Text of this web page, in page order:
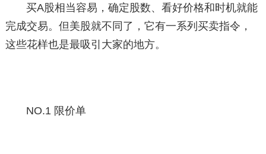
买A股相当容易，确定股数、看好价格和时机就能
完成交易。但美股就不同了，它有一系列买卖指令，
这些花样也是最吸引大家的地方。
NO.1 限价单